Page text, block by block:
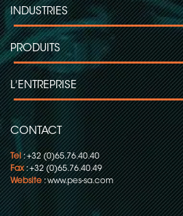
CONTACT
Tel: +32 (0)65.76.40.40
Fax: +32 (0)65.76.40.49
Website:www.pes-sa.com
INDUSTRIES
PRODUITS
L'ENTREPRISE